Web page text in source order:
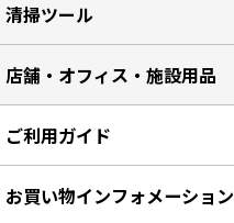
清掃ツール
店舗・オフィス・施設用品
ご利用ガイド
お買い物インフォメーション